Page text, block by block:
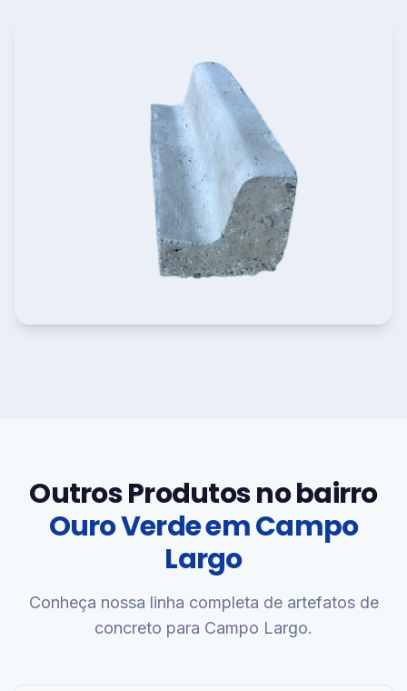
Outros Produtos no bairro
Ouro Verde em Campo
Largo
Conheça nossa linha completa de artefatos de
concreto para Campo Largo.